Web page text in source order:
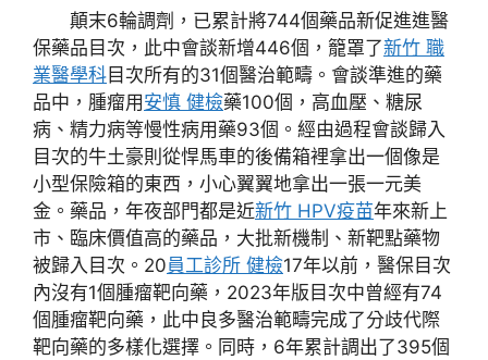
顛末6輪調劑，已累計將744個藥品新促進進醫
保藥品目次，此中會談新增446個，籠罩了新竹 職
業醫學科 目次所有的31個醫治範疇。會談準進的藥
品中，腫瘤用 安慎 健檢藥100個，高血壓、糖尿
病、精力病等慢性病用藥93個。經由過程會談歸入
目次的牛土豪則從悍馬車的後備箱裡拿出一個像是
小型保險箱的東西，小心翼翼地拿出一張一元美
金。藥品，年夜部門都是近新竹 HPV疫苗年來新上
市、臨床價值高的藥品，大批新機制、新靶點藥物
被歸入目次。20員工診所 健檢17年以前，醫保目次
內沒有1個腫瘤靶向藥，2023年版目次中曾經有74
個腫瘤靶向藥，此中良多醫治範疇完成了分歧代際
靶向藥的多樣化選擇。同時，6年累計調出了395個